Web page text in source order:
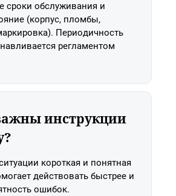
сроки обслуживания и
(корпус, пломбы,
Периодичность
регламентом
инструкции
короткая и понятная
действовать быстрее и
ошибок.